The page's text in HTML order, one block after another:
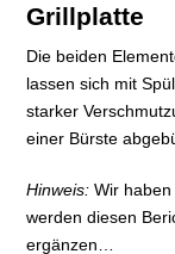
Grillplatte
Die beiden
lassen sich mit
starker
einer Bürste
Hinweis: Wir
werden diesen
ergänzen…